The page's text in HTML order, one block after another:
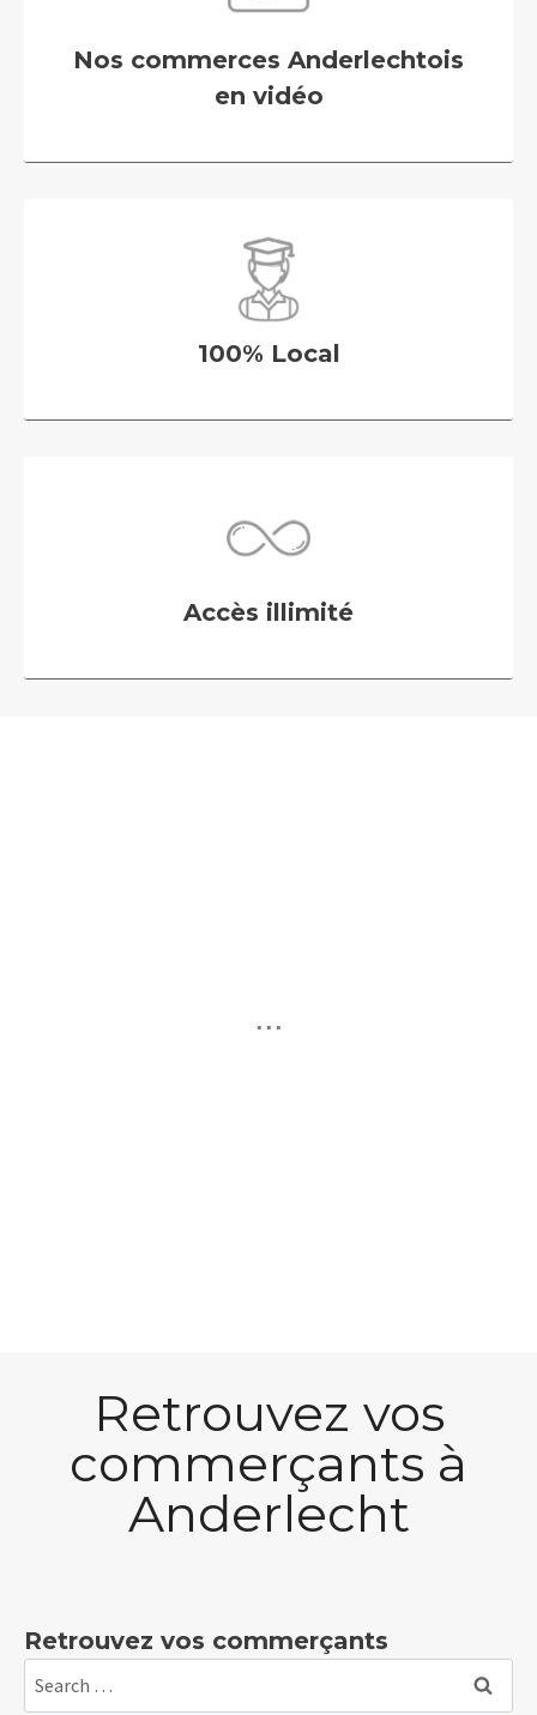
Nos commerces Anderlechtois
en vidéo
100% Local
Accès illimité
...
Retrouvez vos
commerçants à
Anderlecht
Retrouvez vos commerçants